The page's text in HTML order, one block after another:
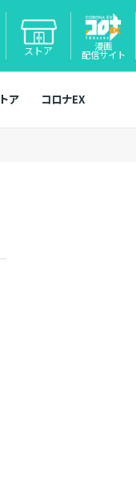
ストア 漫画
配信サイト
ア コロナEX